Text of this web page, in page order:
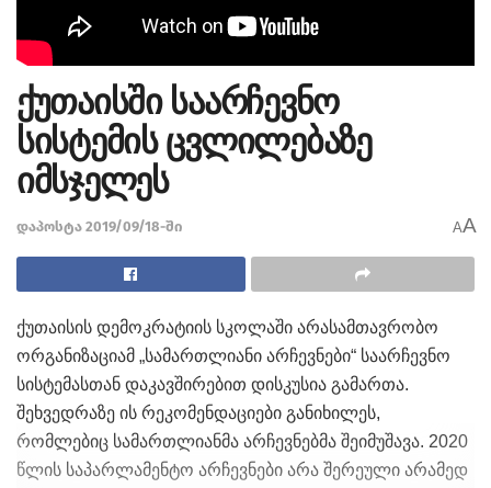
ქუთაისში საარჩევნო
სისტემის ცვლილებაზე
იმსჯელეს
დაპოსტა 2019/09/18-ში AA
ქუთაისის დემოკრატიის სკოლაში არასამთავრობო
ორგანიზაციამ „სამართლიანი არჩევნები“ საარჩევნო
სისტემასთან დაკავშირებით დისკუსია გამართა.
შეხვედრაზე ის რეკომენდაციები განიხილეს,
რომლებიც სამართლიანმა არჩევნებმა შეიმუშავა. 2020
წლის საპარლამენტო არჩევნები არა შერეული არამედ